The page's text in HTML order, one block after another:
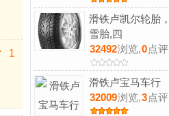
1
滑铁卢凯尔轮胎，
雪胎,四
32492浏览,0点评
滑铁卢宝马车行
32009浏览,3点评